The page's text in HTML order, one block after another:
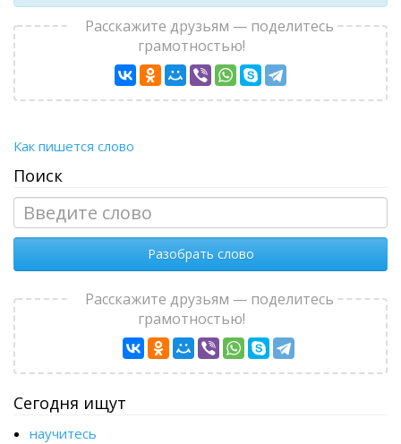
Расскажите друзьям — поделитесь
грамотностью!
Как пишется слово
Поиск
Разобрать слово
Расскажите друзьям — поделитесь
грамотностью!
Сегодня ищут
научитесь